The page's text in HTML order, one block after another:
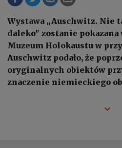
Wystawa „Auschwitz. Nie
daleko" zostanie
Muzeum Holokaustu w
Auschwitz podało, że
oryginalnych obiektów
znaczenie niemieckiego